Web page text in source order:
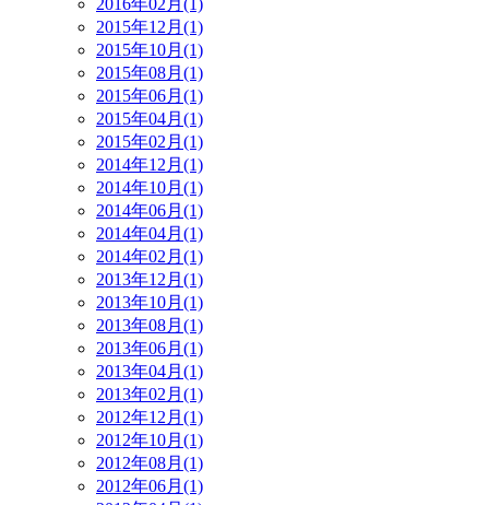
2016年02月(1)
2015年12月(1)
2015年10月(1)
2015年08月(1)
2015年06月(1)
2015年04月(1)
2015年02月(1)
2014年12月(1)
2014年10月(1)
2014年06月(1)
2014年04月(1)
2014年02月(1)
2013年12月(1)
2013年10月(1)
2013年08月(1)
2013年06月(1)
2013年04月(1)
2013年02月(1)
2012年12月(1)
2012年10月(1)
2012年08月(1)
2012年06月(1)